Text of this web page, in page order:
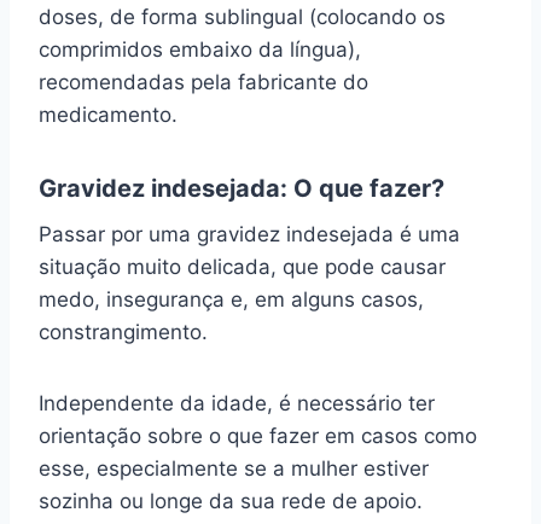
doses, de forma sublingual (colocando os
comprimidos embaixo da língua),
recomendadas pela fabricante do
medicamento.
Gravidez indesejada: O que fazer?
Passar por uma gravidez indesejada é uma
situação muito delicada, que pode causar
medo, insegurança e, em alguns casos,
constrangimento.
Independente da idade, é necessário ter
orientação sobre o que fazer em casos como
esse, especialmente se a mulher estiver
sozinha ou longe da sua rede de apoio.